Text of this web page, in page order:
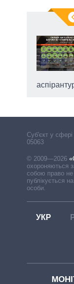
Cуб'єкт у
05063
© 2009—2026
охороняються
собою право не
публікується
особи.
УКР